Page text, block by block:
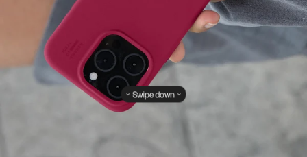
Swipe down